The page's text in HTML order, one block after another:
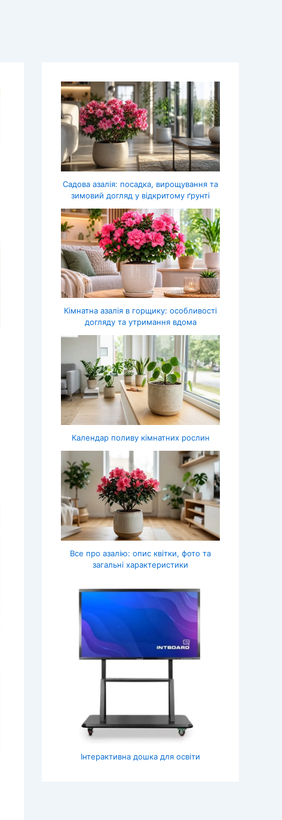
Садова азалія: посадка, вирощування та
зимовий догляд у відкритому ґрунті
Кімнатна азалія в горщику: особливості
догляду та утримання вдома
Календар поливу кімнатних рослин
Все про азалію: опис квітки, фото та
загальні характеристики
Інтерактивна дошка для освіти